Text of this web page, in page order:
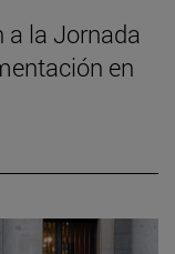
a la Jornada
en